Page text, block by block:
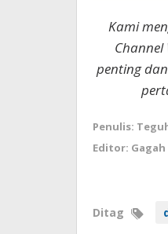
Kami
penting
Penulis:
Editor:
Ditag